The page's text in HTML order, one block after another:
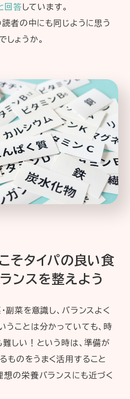
回答しています。
読者の中にも同じように思う
ょうか。
そタイパの良い食
ンスを整えよう
副菜を意識し、バランスよく
うことは分かっていても、時
難しい！という時は、準備が
ものをうまく活用すること
想の栄養バランスにも近づく